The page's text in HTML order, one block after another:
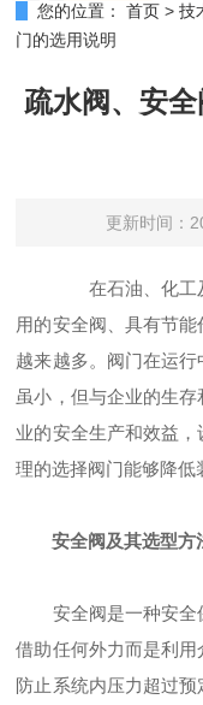
您的位置： 首页 >技
门的选用说明
疏水阀、安
更新时间：
在石油、化工及
用的安全阀、具有节
越来越多。阀门在运
虽小，但与企业的生
业的安全生产和效益
理的选择阀门能够降低
安全阀及其选型方
安全阀是一种安全
借助任何外力而是利
防止系统内压力超过